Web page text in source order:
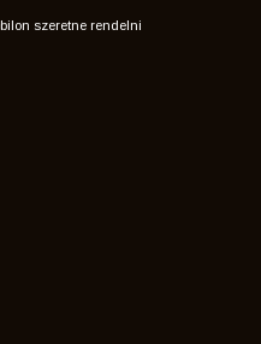
szeretne rendelni